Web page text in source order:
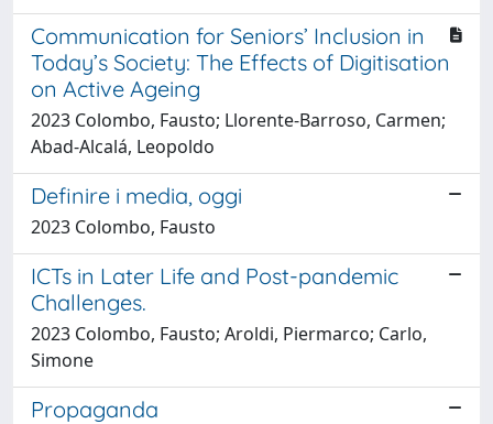
Communication for Seniors’ Inclusion in
Today’s Society: The Effects of Digitisation
on Active Ageing
2023 Colombo, Fausto; Llorente-Barroso, Carmen;
Abad-Alcalá, Leopoldo
Definire i media, oggi
2023 Colombo, Fausto
ICTs in Later Life and Post-pandemic
Challenges.
2023 Colombo, Fausto; Aroldi, Piermarco; Carlo,
Simone
Propaganda